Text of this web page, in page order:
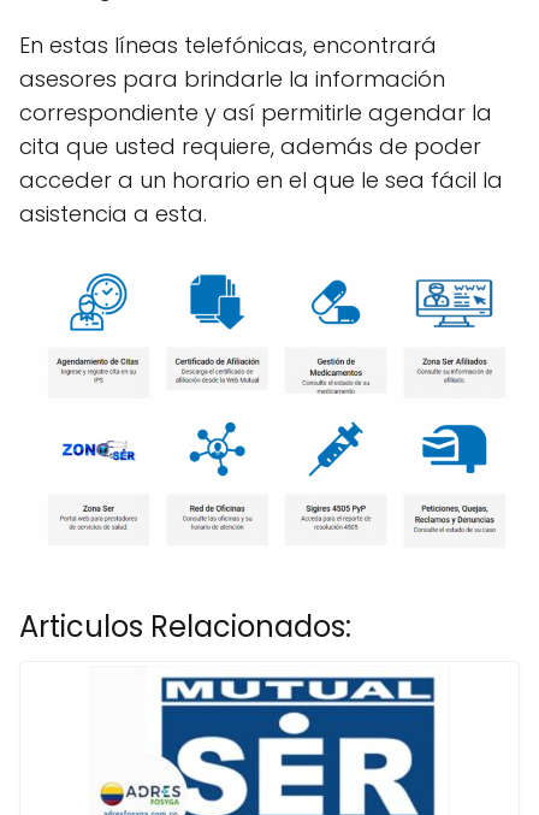
En estas líneas telefónicas, encontrará
asesores para brindarle la información
correspondiente y así permitirle agendar la
cita que usted requiere, además de poder
acceder a un horario en el que le sea fácil la
asistencia a esta.
Articulos Relacionados: